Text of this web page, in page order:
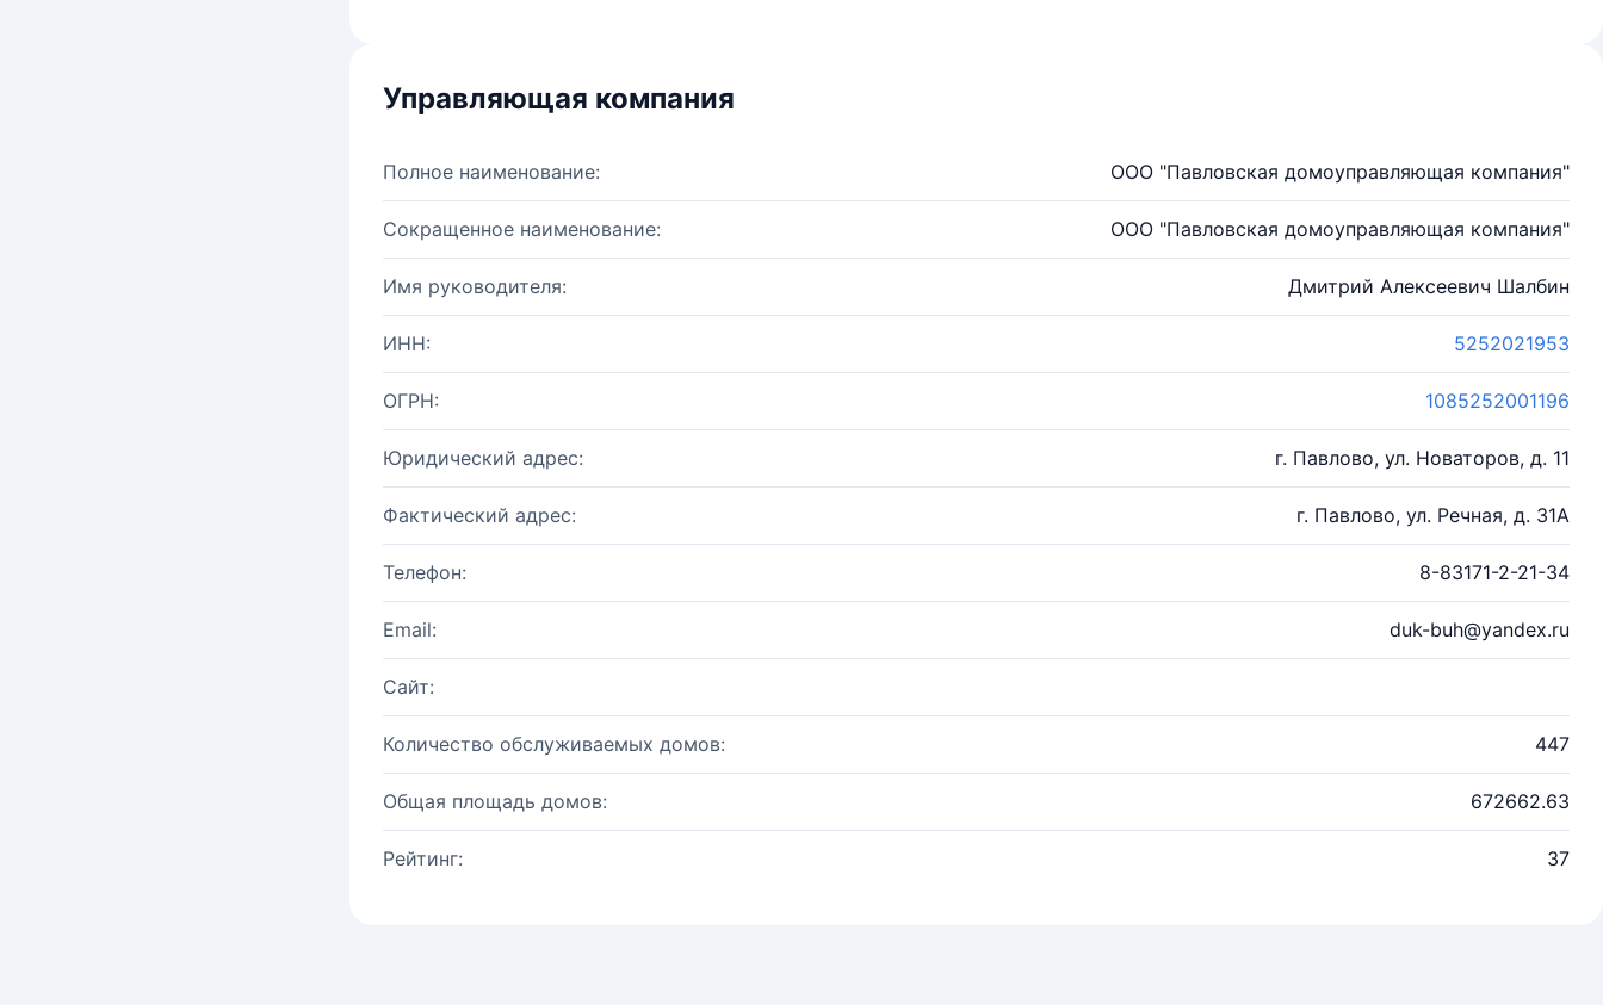
Управляющая компания
Полное наименование: ООО "Павловская домоуправляющая компания"
Сокращенное наименование: ООО "Павловская домоуправляющая компания"
Имя руководителя: Дмитрий Алексеевич Шалбин
ИНН: 5252021953
ОГРН: 1085252001196
Юридический адрес: г. Павлово, ул. Новаторов, д. 11
Фактический адрес: г. Павлово, ул. Речная, д. 31А
Телефон: 8-83171-2-21-34
Email: duk-buh@yandex.ru
Сайт:
Количество обслуживаемых домов: 447
Общая площадь домов: 672662.63
Рейтинг: 37